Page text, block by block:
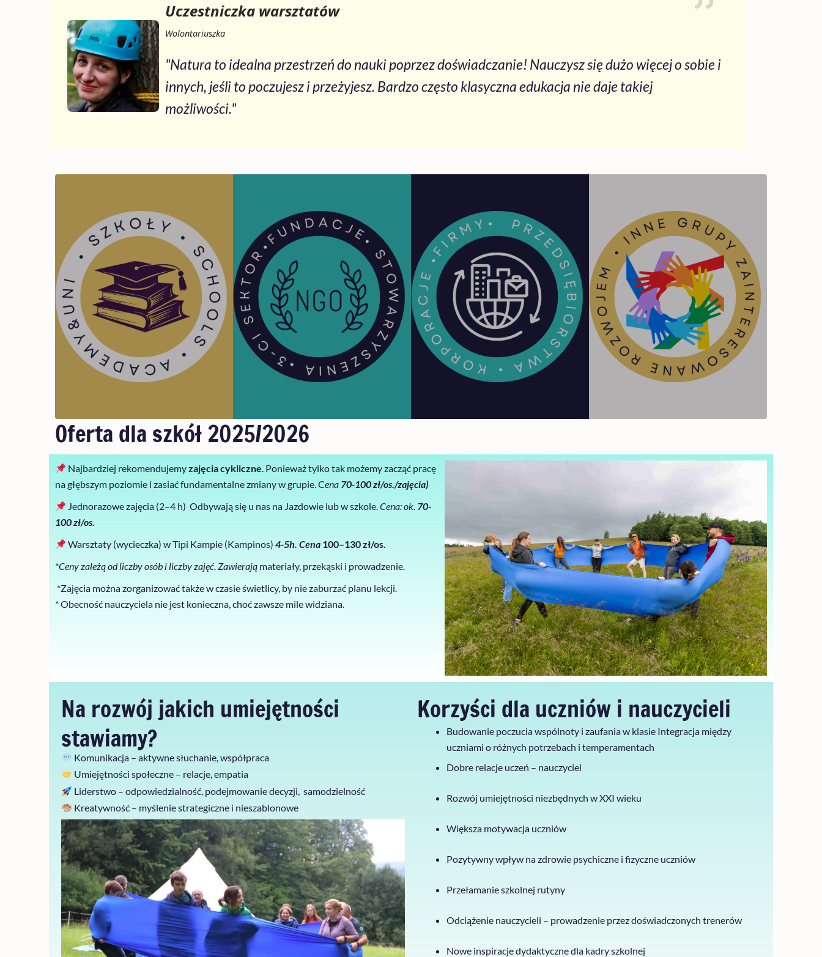
Uczestniczka warsztatów
Wolontariuszka
"Natura to idealna przestrzeń do nauki poprzez doświadczanie! Nauczysz się dużo więcej o sobie i
innych, jeśli to poczujesz i przeżyjesz. Bardzo często klasyczna edukacja nie daje takiej
możliwości."
Oferta dla szkół 2025/2026
Najbardziej rekomendujemyzajęcia cykliczne. Ponieważ tylko tak możemy zacząć pracę
na głębszym poziomie i zasiać fundamentalne zmiany w grupie. Cena 70-100 zł/os./zajęcia)
Jednorazowe zajęcia (2–4 h) Odbywają się u nas na Jazdowie lub w szkole.Cena: ok. 70-
100 zł/os.
Warsztaty (wycieczka) wTipi Kampie (Kampinos)4-5h. Cena 100–130 zł/os.
*Cenyzależą od liczby osób i liczby zajęć. Zawierają materiały, przekąski i prowadzenie.
*Zajęcia można zorganizować także w czasie świetlicy, by nie zaburzać planu lekcji.
* Obecność nauczyciela nie jest konieczna, choć zawsze mile widziana.
Na rozwój jakich umiejętności
stawiamy?
Komunikacja – aktywne słuchanie, współpraca
Umiejętności społeczne – relacje, empatia
Liderstwo – odpowiedzialność, podejmowanie decyzji, samodzielność
Kreatywność – myślenie strategiczne i nieszablonowe
Korzyści dla uczniów i nauczycieli
Budowanie poczucia wspólnoty i zaufania w klasie Integracja między
uczniami o różnych potrzebach i temperamentach
Dobre relacje uczeń – nauczyciel
Rozwój umiejętności niezbędnych w XXI wieku
Większa motywacja uczniów
Pozytywny wpływ na zdrowie psychiczne i fizyczne uczniów
Przełamanie szkolnej rutyny
Odciążenie nauczycieli – prowadzenie przez doświadczonych trenerów
Nowe inspiracje dydaktyczne dla kadry szkolnej